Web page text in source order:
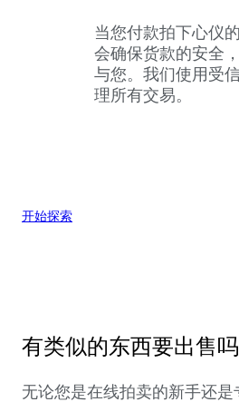
当您付款拍下心仪
会确保货款的安全
与您。我们使用受
理所有交易。
开始探索
有类似的东西要出售吗
无论您是在线拍卖的新手还